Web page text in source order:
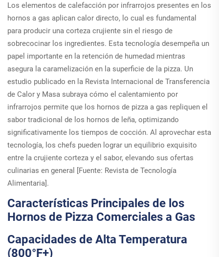
Los elementos de calefacción por infrarrojos presentes en los
hornos a gas aplican calor directo, lo cual es fundamental
para producir una corteza crujiente sin el riesgo de
sobrecocinar los ingredientes. Esta tecnología desempeña un
papel importante en la retención de humedad mientras
asegura la caramelización en la superficie de la pizza. Un
estudio publicado en la Revista Internacional de Transferencia
de Calor y Masa subraya cómo el calentamiento por
infrarrojos permite que los hornos de pizza a gas repliquen el
sabor tradicional de los hornos de leña, optimizando
significativamente los tiempos de cocción. Al aprovechar esta
tecnología, los chefs pueden lograr un equilibrio exquisito
entre la crujiente corteza y el sabor, elevando sus ofertas
culinarias en general [Fuente: Revista de Tecnología
Alimentaria].
Características Principales de los
Hornos de Pizza Comerciales a Gas
Capacidades de Alta Temperatura
(800°F+)